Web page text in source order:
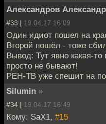
Александров Александр
#33 | 19.04.17 16:09
Один идиот пошел на
Второй пошёл - тоже
Вывод: Тут явно какая-
просто не бывают!
РЕН-ТВ уже спешит на
Silumin »
#34 | 19.04.17 16:49
Кому: SaX1, #15